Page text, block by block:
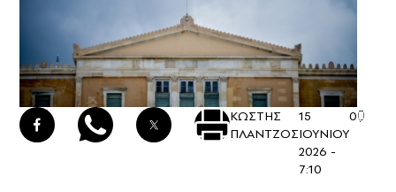
ΚΩΣΤΗΣ
ΠΛΑΝΤΖΟΣ
15
ΙΟΥΝΙΟΥ
2026 -
7:10
0